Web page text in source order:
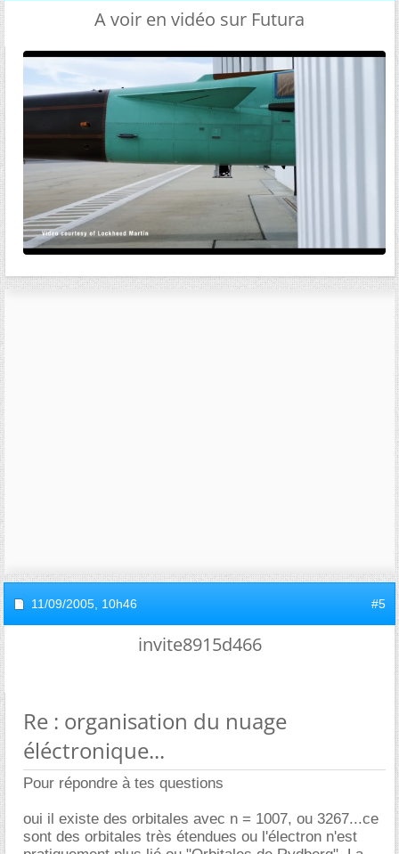
A voir en vidéo sur Futura
11/09/2005, 10h46 #5
invite8915d466
Re : organisation du nuage
éléctronique...
Pour répondre à tes questions
oui il existe des orbitales avec n = 1007, ou 3267...ce
sont des orbitales très étendues ou l'électron n'est